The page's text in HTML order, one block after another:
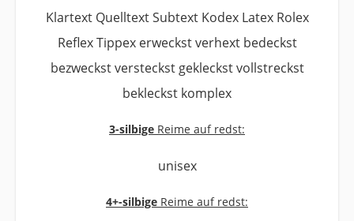
Klartext Quelltext Subtext Kodex Latex Rolex
Reflex Tippex erweckst verhext bedeckst
bezweckst versteckst gekleckst vollstreckst
bekleckst komplex
3-silbige Reime auf redst:
unisex
4+-silbige Reime auf redst: